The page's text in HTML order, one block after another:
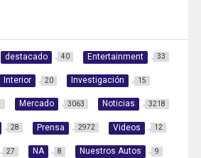
destacado 40 Entertainment 33
Interior 20 Investigación 15
Mercado 3063 Noticias 3218
28 Prensa 2972 Videos 12
27 NA 8 Nuestros Autos 9